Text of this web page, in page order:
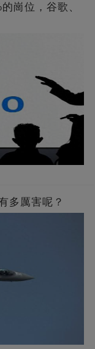
崗位，谷歌、
多厲害呢？